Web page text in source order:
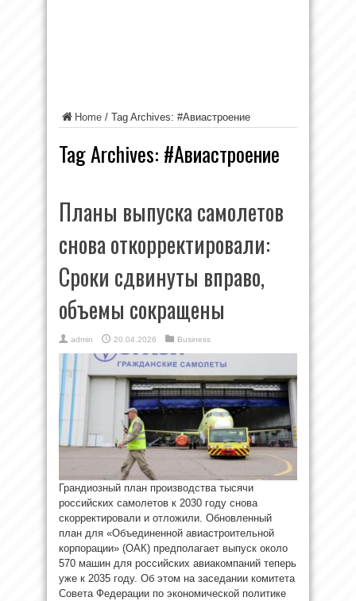
Home / Tag Archives: #Авиастроение
Tag Archives: #Авиастроение
Планы выпуска самолетов
снова откорректировали:
Сроки сдвинуты вправо,
объемы сокращены
admin 20.04.2026 Business
Грандиозный план производства тысячи
российских самолетов к 2030 году снова
скорректировали и отложили. Обновленный
план для «Объединенной авиастроительной
корпорации» (ОАК) предполагает выпуск около
570 машин для российских авиакомпаний теперь
уже к 2035 году. Об этом на заседании комитета
Совета Федерации по экономической политике